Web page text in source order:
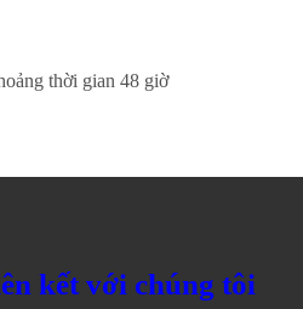
thời gian 48 giờ
kết với chúng tôi